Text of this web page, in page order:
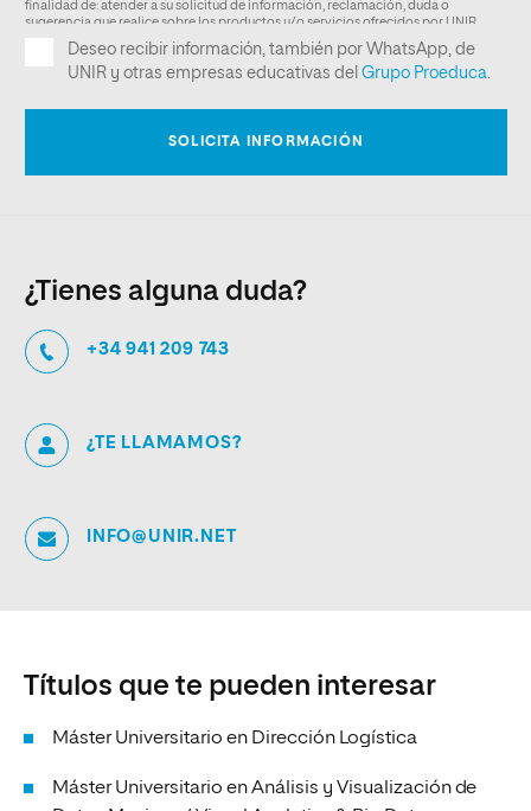
¿Tienes alguna duda?
+34 941 209 743
¿TE LLAMAMOS?
INFO@UNIR.NET
Títulos que te pueden interesar
Máster Universitario en Dirección Logística
Máster Universitario en Análisis y Visualización de